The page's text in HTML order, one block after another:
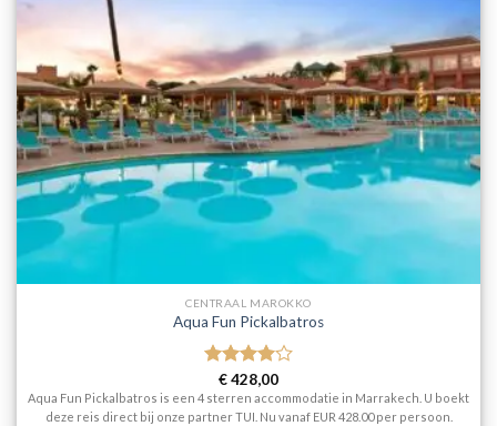
CENTRAAL MAROKKO
Aqua Fun Pickalbatros
Gewaardeerd
4uit 5
€428,00
Aqua Fun Pickalbatros is een 4 sterren accommodatie in Marrakech. U boekt
deze reis direct bij onze partner TUI. Nu vanaf EUR 428.00 per persoon.